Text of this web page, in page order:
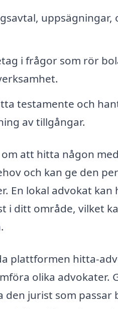
uppsägningar,
i frågor som rör
testamente och
av tillgångar.
att hitta någon
och kan ge den
En lokal advokat kan
i ditt område, vilket
plattformen hitta-
olika advokater.
jurist som passar